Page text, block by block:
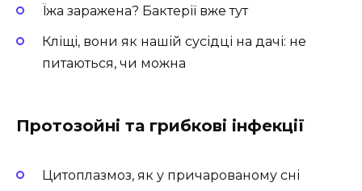
Їжа заражена? Бактерії вже тут
Кліщі, вони як нашій сусідці на дачі: не
питаються, чи можна
Протозойні та грибкові інфекції
Цитоплазмоз, як у причарованому сні